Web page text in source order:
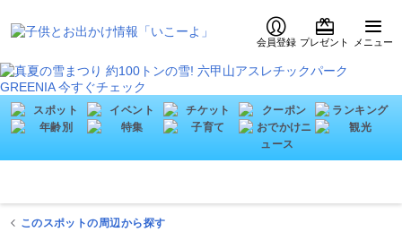
会員登録 プレゼント メニュー
このスポットの周辺から探す